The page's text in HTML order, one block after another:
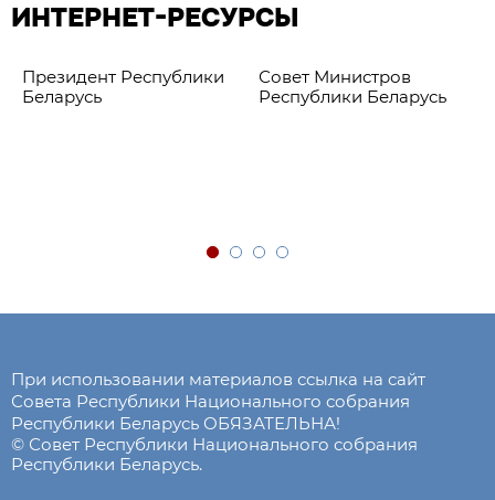
ИНТЕРНЕТ-РЕСУРСЫ
Президент Республики
Беларусь
Совет Министров
Республики Беларусь
При использовании материалов ссылка на сайт
Совета Республики Национального собрания
Республики Беларусь ОБЯЗАТЕЛЬНА!
© Совет Республики Национального собрания
Республики Беларусь.